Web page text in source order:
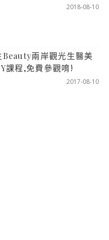
2018-08-10
Beauty兩岸觀光生醫美
課程,免費參觀唷!
2017-08-10